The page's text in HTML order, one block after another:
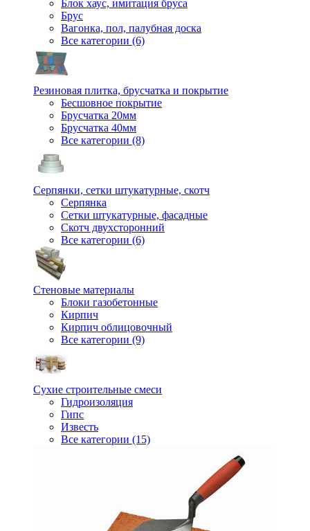
Блок хаус, имитация бруса
Брус
Вагонка, пол, палубная доска
Все категории (6)
Резиновая плитка, брусчатка и покрытие
Бесшовное покрытие
Брусчатка 20мм
Брусчатка 40мм
Все категории (8)
Серпянки, сетки штукатурные, скотч
Серпянка
Сетки штукатурные, фасадные
Скотч двухсторонний
Все категории (6)
Стеновые материалы
Блоки газобетонные
Кирпич
Кирпич облицовочный
Все категории (9)
Сухие строительные смеси
Гидроизоляция
Гипс
Известь
Все категории (15)